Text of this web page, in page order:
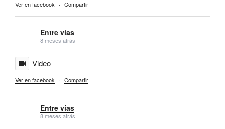
Ver en facebook · Compartir
Entre vías
8 meses atrás
Video
Ver en facebook · Compartir
Entre vías
8 meses atrás